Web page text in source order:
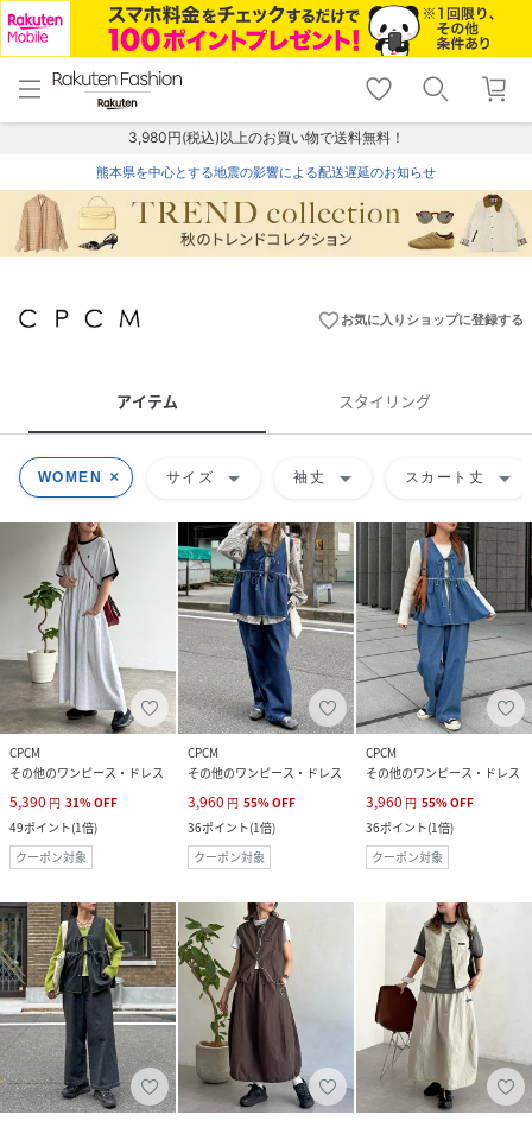
menu home
トップ
shopping_cart lock_outline
ログイン
3,980円(税込)以上のお買い物で送料無料！
熊本県を中心とする地震の影響による配送遅延のお知らせ
favorite_borderお気に入りショップに登録する
アイテム スタイリング
WOMEN サイズ arrow_drop_down 袖丈 arrow_drop_down スカート丈 arrow_drop_down
CPCM
その他のワンピース・ドレス
5,390 円 31%OFF
49ポイント(1倍)
クーポン対象
CPCM
その他のワンピース・ドレス
3,960 円 55%OFF
36ポイント(1倍)
クーポン対象
CPCM
その他のワンピース・ドレス
3,960 円 55%OFF
36ポイント(1倍)
クーポン対象